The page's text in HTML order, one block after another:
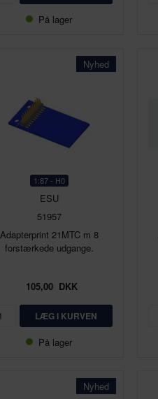
På lager
Nyhed
1:87 - H0
ESU
51957
Adapterprint 21MTC m 8
forstærkede udgange.
105,00 DKK
På lager
Nyhed